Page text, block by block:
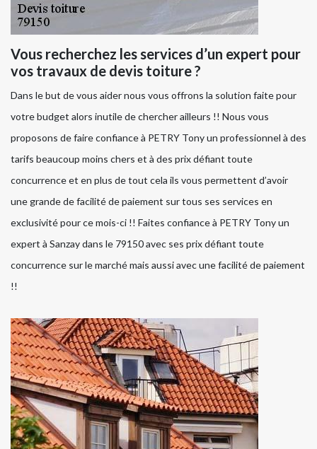
Vous recherchez les services d’un expert pour
vos travaux de devis toiture ?
Dans le but de vous aider nous vous offrons la solution faite pour
votre budget alors inutile de chercher ailleurs !! Nous vous
proposons de faire confiance à PETRY Tony un professionnel à des
tarifs beaucoup moins chers et à des prix défiant toute
concurrence et en plus de tout cela ils vous permettent d’avoir
une grande de facilité de paiement sur tous ses services en
exclusivité pour ce mois-ci !! Faites confiance à PETRY Tony un
expert à Sanzay dans le 79150 avec ses prix défiant toute
concurrence sur le marché mais aussi avec une facilité de paiement
!!